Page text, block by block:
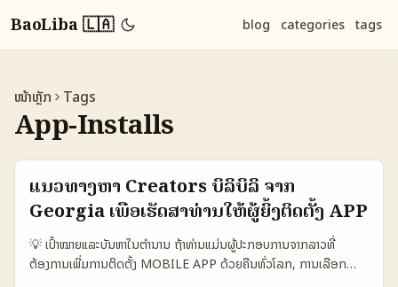
BaoLiba 🇱🇦 blog categories tags
ໜ້າຫຼັກ Tags
App-Installs
ແນວທາງຫາ Creators ບິລິບິລິ ຈາກ
Georgia ເພື່ອເຮັດສາທ່ານໃຫ້ຜູ້ຍິ້ງຕິດຕັ້ງ APP
💡 ເປົ້າໝາຍແລະບັນຫາໃນຕຳນານ ຖ້າທ່ານແມ່ນຜູ້ປະກອບການຈາກລາວທີ່
ຕ້ອງການເພີ່ມການຕິດຕັ້ງ MOBILE APP ດ້ວຍຄືນທົ່ວໂລກ, ການເລືອກ